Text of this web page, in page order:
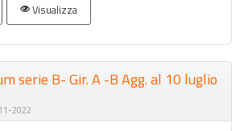
Visualizza
serie B- Gir. A -B Agg. al 10 luglio
2022